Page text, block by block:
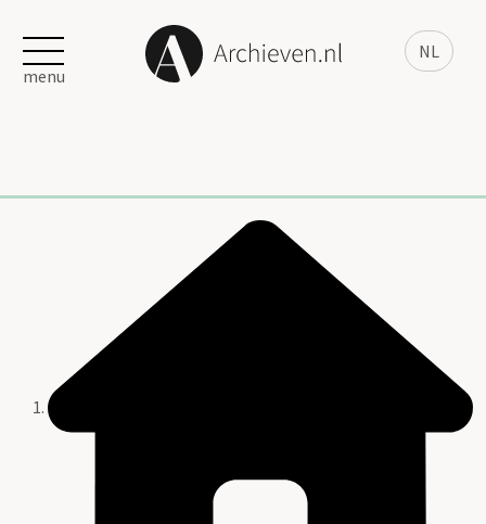
NL
menu